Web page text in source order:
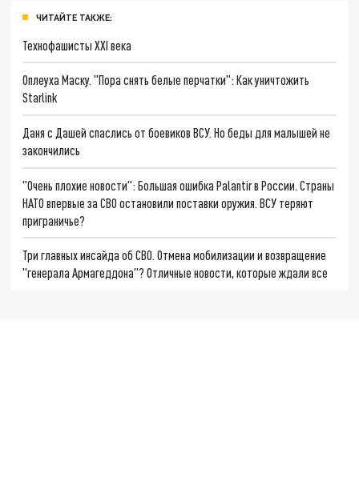
ЧИТАЙТЕ ТАКЖЕ:
Технофашисты XXI века
Оплеуха Маску. "Пора снять белые перчатки": Как уничтожить
Starlink
Даня с Дашей спаслись от боевиков ВСУ. Но беды для малышей не
закончились
"Очень плохие новости": Большая ошибка Palantir в России. Страны
НАТО впервые за СВО остановили поставки оружия. ВСУ теряют
приграничье?
Три главных инсайда об СВО. Отмена мобилизации и возвращение
"генерала Армагеддона"? Отличные новости, которые ждали все